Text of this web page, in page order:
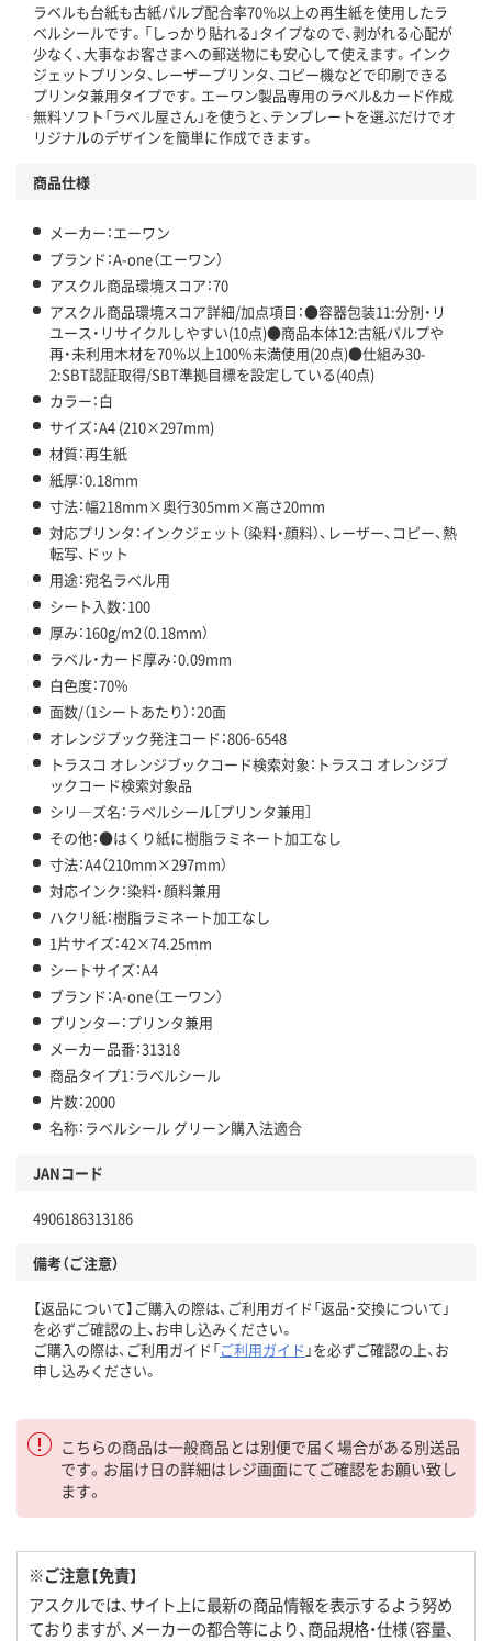
この商品の環境配慮ポイントです。下記商品詳細「
アスクル商品環境スコア詳細／加点項目
」で確認できます。
ラベルも台紙も古紙パルプ配合率70％以上の再生紙を使用したラ
ベルシールです。「しっかり貼れる」タイプなので、剥がれる心配が
少なく、大事なお客さまへの郵送物にも安心して使えます。インク
ジェットプリンタ、レーザープリンタ、コピー機などで印刷できる
プリンタ兼用タイプです。エーワン製品専用のラベル&カード作成
無料ソフト「ラベル屋さん」を使うと、テンプレートを選ぶだけでオ
リジナルのデザインを簡単に作成できます。
商品仕様
メーカー：エーワン
ブランド：A-one（エーワン）
アスクル商品環境スコア：70
アスクル商品環境スコア詳細/加点項目：●容器包装11:分別・リ
ユース・リサイクルしやすい(10点)●商品本体12:古紙パルプや
再・未利用木材を70％以上100％未満使用(20点)●仕組み30-
2:SBT認証取得/SBT準拠目標を設定している(40点)
カラー：白
サイズ：A4 (210×297mm)
材質：再生紙
紙厚：0.18mm
寸法：幅218mm×奥行305mm×高さ20mm
対応プリンタ：インクジェット（染料・顔料）、レーザー、コピー、熱
転写、ドット
用途：宛名ラベル用
シート入数：100
厚み：160g/m2（0.18mm）
ラベル・カード厚み：0.09mm
白色度：70％
面数/（1シートあたり）：20面
オレンジブック発注コード：806-6548
トラスコ オレンジブックコード検索対象：トラスコ オレンジブ
ックコード検索対象品
シリ―ズ名：ラベルシール［プリンタ兼用］
その他：●はくり紙に樹脂ラミネート加工なし
寸法：A4（210mm×297mm）
対応インク：染料・顔料兼用
ハクリ紙：樹脂ラミネート加工なし
1片サイズ：42×74.25mm
シートサイズ：A4
ブランド：A-one（エーワン）
プリンター：プリンタ兼用
メーカー品番：31318
商品タイプ1：ラベルシール
片数：2000
名称：ラベルシール グリーン購入法適合
JANコード
4906186313186
備考（ご注意）
【返品について】ご購入の際は、ご利用ガイド「返品・交換について」
を必ずご確認の上、お申し込みください。
ご購入の際は、ご利用ガイド「ご利用ガイド 」を必ずご確認の上、お
申し込みください。
こちらの商品は一般商品とは別便で届く場合がある別送品
です。お届け日の詳細はレジ画面にてご確認をお願い致し
ます。
※ご注意【免責】
アスクルでは、サイト上に最新の商品情報を表示するよう努め
ておりますが、メーカーの都合等により、商品規格・仕様（容量、